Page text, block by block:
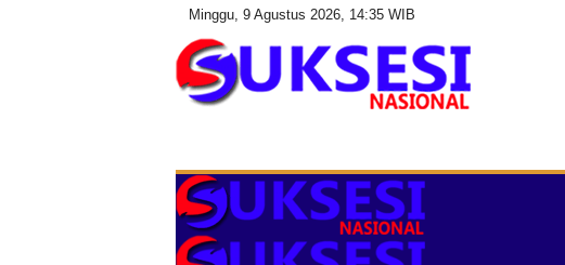
Minggu, 9 Agustus 2026, 14:35 WIB
s
e
i